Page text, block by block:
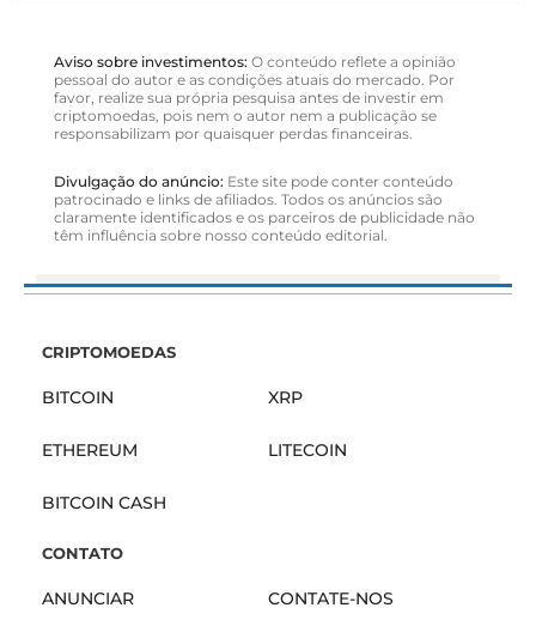
Aviso sobre investimentos: O conteúdo reflete a opinião
pessoal do autor e as condições atuais do mercado. Por
favor, realize sua própria pesquisa antes de investir em
criptomoedas, pois nem o autor nem a publicação se
responsabilizam por quaisquer perdas financeiras.
Divulgação do anúncio: Este site pode conter conteúdo
patrocinado e links de afiliados. Todos os anúncios são
claramente identificados e os parceiros de publicidade não
têm influência sobre nosso conteúdo editorial.
CRIPTOMOEDAS
BITCOIN XRP
ETHEREUM LITECOIN
BITCOIN CASH
CONTATO
ANUNCIAR CONTATE-NOS